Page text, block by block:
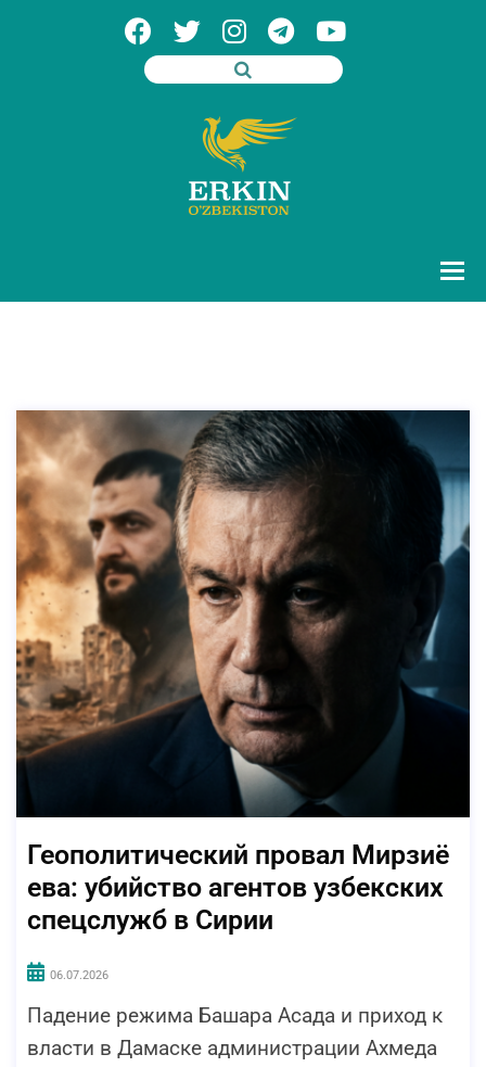
Геополитический провал Мирзиё
ева: убийство агентов узбекских
спецслужб в Сирии
06.07.2026
Падение режима Башара Асада и приход к
власти в Дамаске администрации Ахмеда